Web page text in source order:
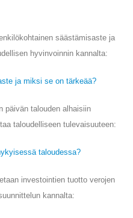
säästämisaste ja
hyvinvoinnin kannalta:
ja miksi se on tärkeää?
päivän talouden alhaisiin
taloudelliseen tulevaisuuteen:
taloudessa?
investointien tuotto verojen
kannalta: